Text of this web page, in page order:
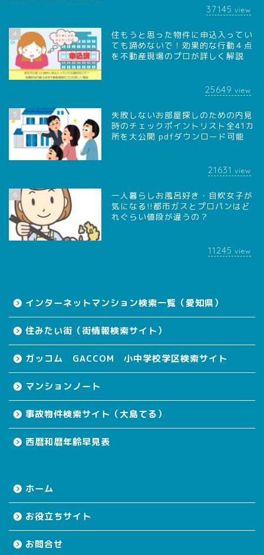
37145 view
4
住もうと思った物件に申込入ってい
ても諦めないで！効果的な行動４点
を不動産現場のプロが詳しく解説
25649 view
5
失敗しないお部屋探しのための内見
時のチェックポイントリスト全41カ
所を大公開 pdfダウンロード可能
21631 view
6
一人暮らしお風呂好き・自炊女子が
気になる!!都市ガスとプロパンはど
れぐらい値段が違うの？
11245 view
インターネットマンション検索一覧（愛知県）
住みたい街（街情報検索サイト）
ガッコム GACCOM 小中学校学区検索サイト
マンションノート
事故物件検索サイト（大島てる）
西暦和暦年齢早見表
ホーム
お役立ちサイト
お問合せ